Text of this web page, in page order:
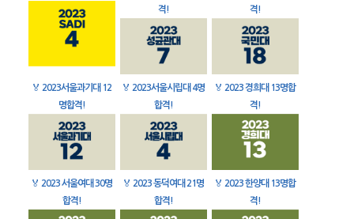
격!
격!
🏅 2023서울과기대 12
명합격!
🏅 2023서울시립대 4명
합격!
🏅 2023 경희대 13명합
격!
🏅 2023 서울여대 30명
합격!
🏅 2023 동덕여대 21명
합격!
🏅 2023 한양대 13명합
격!